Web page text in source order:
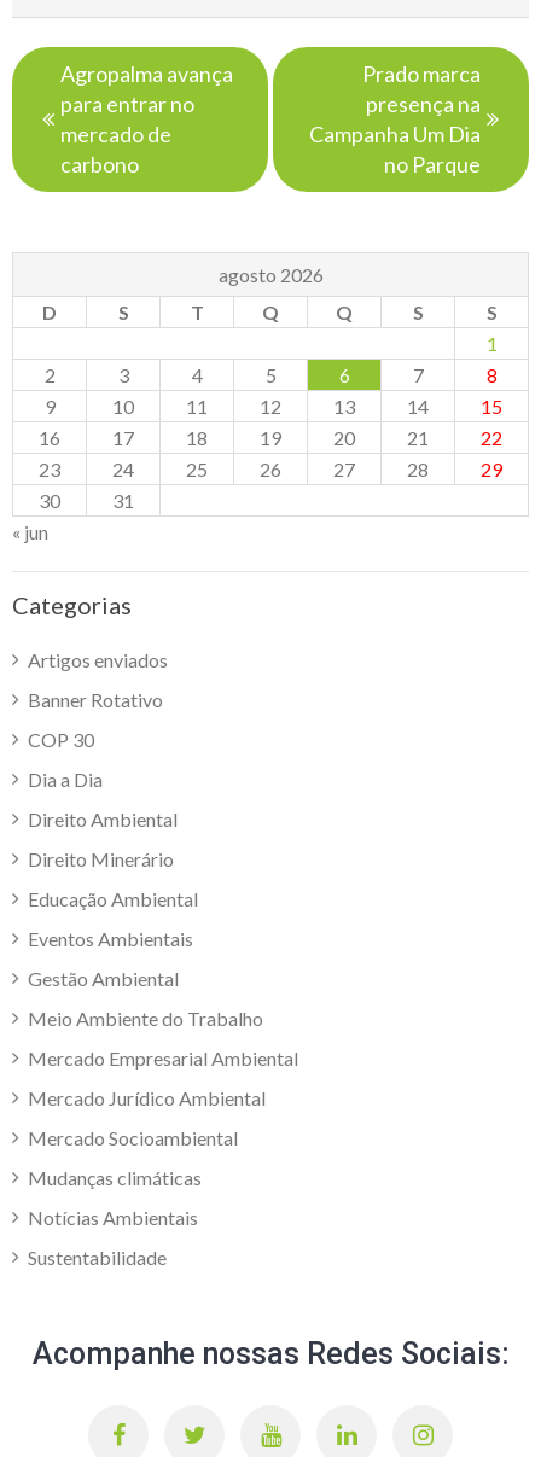
Navegação
de
Post
Agropalma avança
para entrar no
mercado de
carbono
Prado marca
presença na
Campanha Um Dia
no Parque
agosto 2026
D
S T Q Q S
S
1
2
3 4 5 6 7
8
9
10 11 12 13 14
15
16
17 18 19 20 21
22
23
24 25 26 27 28
29
30
31
« jun
Categorias
Artigos enviados
Banner Rotativo
COP 30
Dia a Dia
Direito Ambiental
Direito Minerário
Educação Ambiental
Eventos Ambientais
Gestão Ambiental
Meio Ambiente do Trabalho
Mercado Empresarial Ambiental
Mercado Jurídico Ambiental
Mercado Socioambiental
Mudanças climáticas
Notícias Ambientais
Sustentabilidade
Acompanhe nossas Redes Sociais: